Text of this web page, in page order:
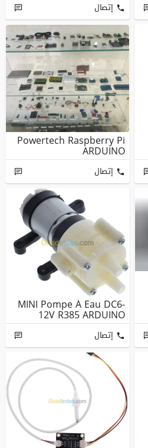
إتصال
Powertech Raspberry Pi
ARDUINO
إتصال
MINI Pompe À Eau DC6-
12V R385 ARDUINO
إتصال